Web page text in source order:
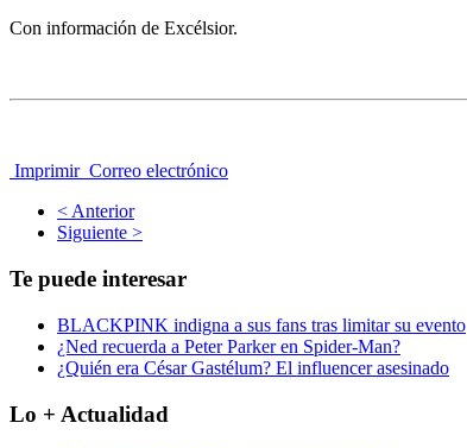
Con información de Excélsior.
Imprimir Correo electrónico
< Anterior
Siguiente >
Te puede interesar
BLACKPINK indigna a sus fans tras limitar su evento
¿Ned recuerda a Peter Parker en Spider-Man?
¿Quién era César Gastélum? El influencer asesinado
Lo + Actualidad